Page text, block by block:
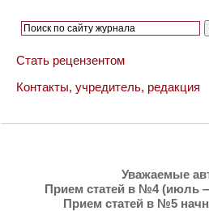
Стать рецензентом
Контакты, учредитель, редакция
Уважаемые
Прием статей в №4 (июль
Прием статей в №5